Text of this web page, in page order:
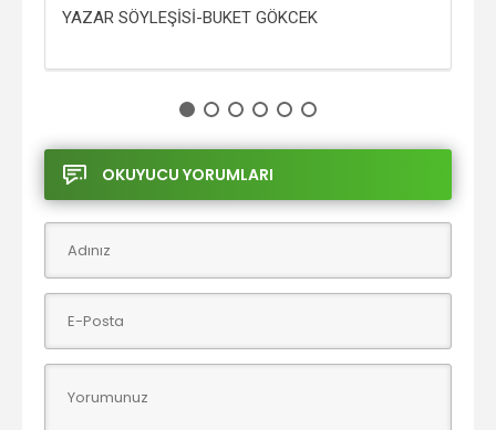
YAZAR SÖYLEŞİSİ-BUKET GÖKCEK
OKUYUCU YORUMLARI